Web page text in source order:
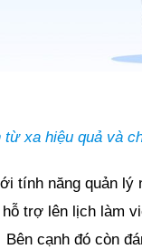
xa hiệu quả và
tính năng quản lý
trợ lên lịch làm
cạnh đó còn